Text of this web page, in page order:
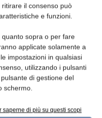
il consenso può
e funzioni.
sopra o per fare
applicate solamente a
impostazioni in qualsiasi
utilizzando i pulsanti
di gestione del
schermo.
saperne di più su questi scopi